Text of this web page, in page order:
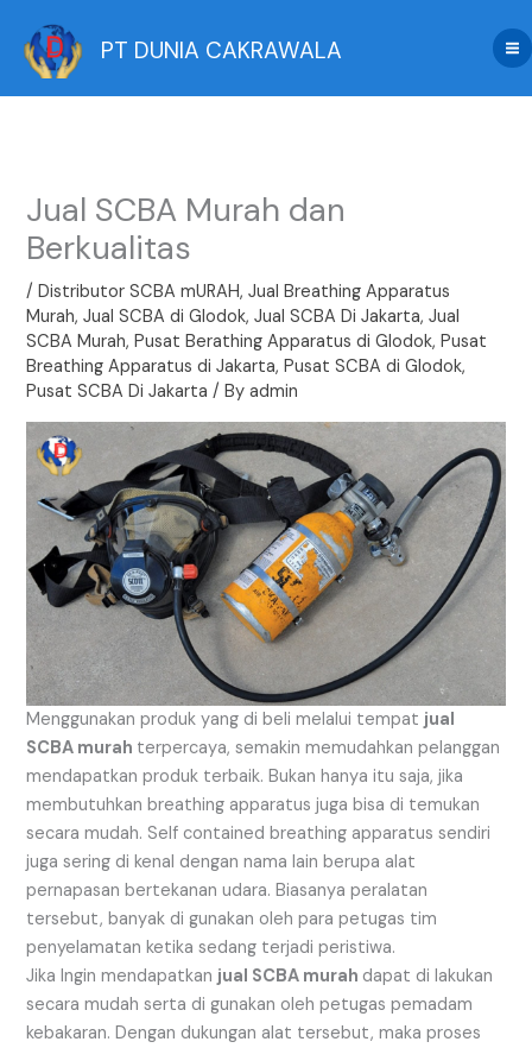
content
PT DUNIA CAKRAWALA
Jual SCBA Murah dan
Berkualitas
/Distributor SCBA mURAH,Jual Breathing Apparatus
Murah,Jual SCBA di Glodok,Jual SCBA Di Jakarta,Jual
SCBA Murah,Pusat Berathing Apparatus di Glodok,Pusat
Breathing Apparatus di Jakarta,Pusat SCBA di Glodok,
Pusat SCBA Di Jakarta / Byadmin
Menggunakan produk yang di beli melalui tempat jual
SCBA murah terpercaya, semakin memudahkan pelanggan
mendapatkan produk terbaik. Bukan hanya itu saja, jika
membutuhkan breathing apparatus juga bisa di temukan
secara mudah. Self contained breathing apparatus sendiri
juga sering di kenal dengan nama lain berupa alat
pernapasan bertekanan udara. Biasanya peralatan
tersebut, banyak di gunakan oleh para petugas tim
penyelamatan ketika sedang terjadi peristiwa.
Jika Ingin mendapatkan jual SCBA murah dapat di lakukan
secara mudah serta di gunakan oleh petugas pemadam
kebakaran. Dengan dukungan alat tersebut, maka proses